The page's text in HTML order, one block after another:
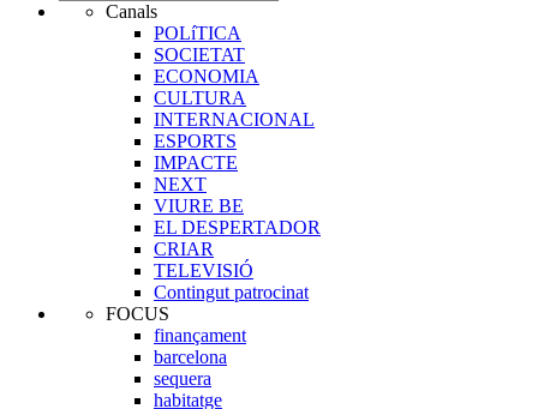
Canals
POLíTICA
SOCIETAT
ECONOMIA
CULTURA
INTERNACIONAL
ESPORTS
IMPACTE
NEXT
VIURE BE
EL DESPERTADOR
CRIAR
TELEVISIÓ
Contingut patrocinat
FOCUS
finançament
barcelona
sequera
habitatge